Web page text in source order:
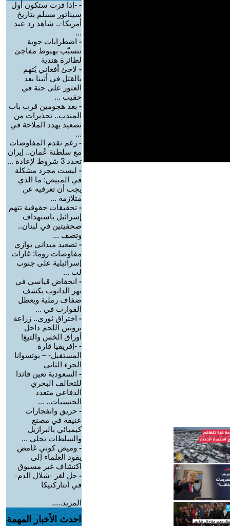
- -إذا فزت ستكون أول
سيناتور مسلم بتاريخ
أمريكا-.. شاهد رد عبد
...
- اضطرابات جوية
تتسبّب بهبوط مفاجئ
لطائرة هندية
- لاجئ أفغاني يُتهم
بالقتل في أثينا بعد
العثور على جثة في
حقيب ...
- بعد هجومين قرب باب
المندب.. تحذيرات من
تصعيد يهدد الملاحة في
...
- رغم تقدم المفاوضات
مع سلطنة عُمان.. إيران
تحدد 3 شروط لإعادة ...
- ليست مجرد مشكلة
في المبيض: ما الذي
يجب أن تعرفيه عن
متلازمة ...
- تحقيقات حقوقية تتهم
إسرائيل باستهداف
صحفيتين في لبنان..
وتصف ...
- تصعيد ميداني يوازي
مفاوضات روما: غارات
إسرائيلية على جنوب
لب ...
- انخفاض قياسي في
نهر الدانوب يكشف
ضفاف رملية ويعطل
القوارب في ...
- اختراق ثوري.. زراعة
بروتين اللحم داخل
أوراق الخس والتبغ!
- -إفريقيا قارة
المستقبل- – بوتسوانا
الجزء الثاني
- السعودية تعين قائدا
للتحالف البحري
الدفاعي متعدد
الجنسيات.. ...
- حريق وانفجارات
عنيفة في مصنع
كيميائي بالبرازيل
والسلطات تجلي ...
- وميض كوني غامض
يقود العلماء إلى
اكتشاف غير مسبوق
- حل لغز -شلال الدم-
في أنتاركتيكا
المزيد.....
احدث الأخبار المهمة